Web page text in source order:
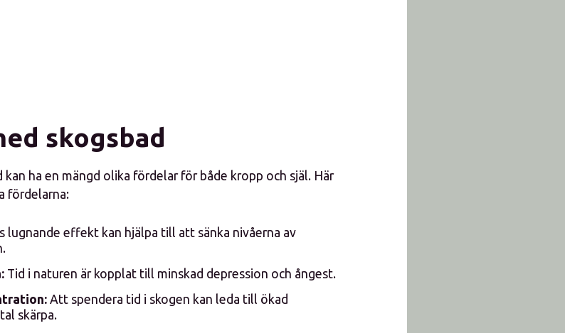
skogsbad
ha en mängd olika fördelar för både kropp och själ. Här
fördelarna:
lugnande effekt kan hjälpa till att sänka nivåerna av
Tid i naturen är kopplat till minskad depression och ångest.
Att spendera tid i skogen kan leda till ökad
skärpa.